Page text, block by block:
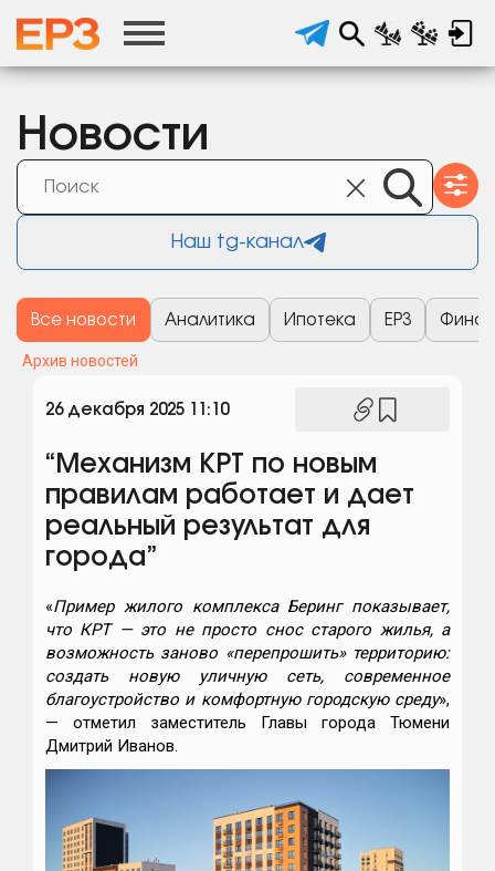
Новости
Наш tg-канал
Все новости Аналитика Ипотека ЕРЗ
Архив новостей
26 декабря 2025 11:10
“Механизм КРТ по новым
правилам работает и дает
реальный результат для
города”
«Пример жилого комплекса Беринг показывает,
что КРТ — это не просто снос старого жилья, а
возможность заново «перепрошить» территорию:
создать новую уличную сеть, современное
благоустройство и комфортную городскую среду»,
— отметил заместитель Главы города Тюмени
Дмитрий Иванов.